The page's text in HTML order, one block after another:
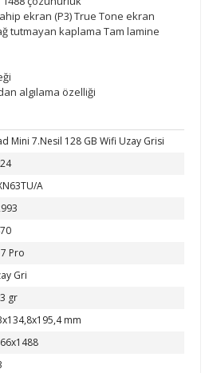
ekran (P3) True Tone ekran
tutmayan kaplama Tam lamine
algılama özelliği
Mini 7.Nesil 128 GB Wifi Uzay Grisi
A
Pro
Gri
gr
mm